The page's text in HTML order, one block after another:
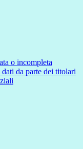
o incompleta
da parte dei titolari